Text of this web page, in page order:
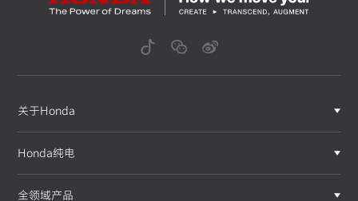
关于Honda
Honda纯电
全领域产品